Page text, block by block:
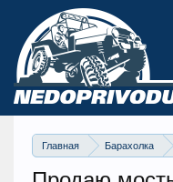
Главная Барахолка